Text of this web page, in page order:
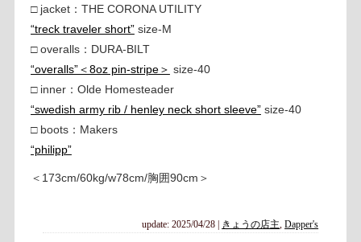
□ jacket：THE CORONA UTILITY
“treck traveler short”size-M
□ overalls：DURA-BILT
“overalls”＜8oz pin-stripe＞ size-40
□ inner：Olde Homesteader
“swedish army rib / henley neck short sleeve”size-40
□ boots：Makers
“philipp”
＜173cm/60kg/w78cm/胸囲90cm＞
update: 2025/04/28 | きょうの店主 ,Dapper's